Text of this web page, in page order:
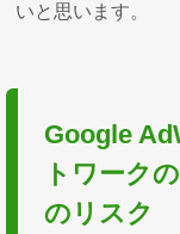
いと思います。
Google
トワーク
のリスク